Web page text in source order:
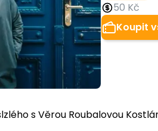
50 Kč
Koupit
s Věrou Roubalovou